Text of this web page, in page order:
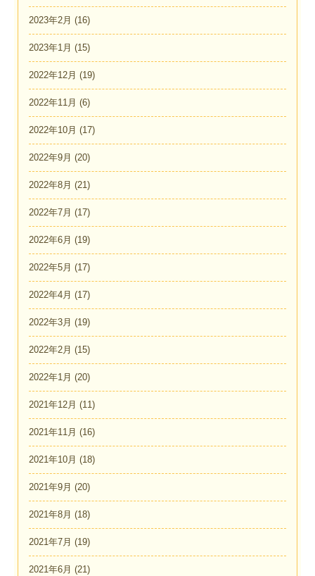
2023年2月 (16)
2023年1月 (15)
2022年12月 (19)
2022年11月 (6)
2022年10月 (17)
2022年9月 (20)
2022年8月 (21)
2022年7月 (17)
2022年6月 (19)
2022年5月 (17)
2022年4月 (17)
2022年3月 (19)
2022年2月 (15)
2022年1月 (20)
2021年12月 (11)
2021年11月 (16)
2021年10月 (18)
2021年9月 (20)
2021年8月 (18)
2021年7月 (19)
2021年6月 (21)